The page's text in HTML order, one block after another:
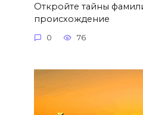
Откройте тайны
происхождение
0 76